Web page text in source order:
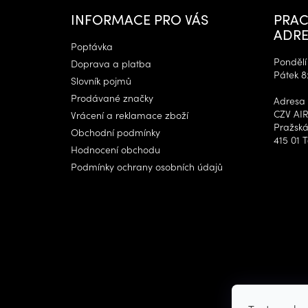
INFORMACE PRO VÁS
Poptávka
Doprava a platba
Slovník pojmů
Prodávané značky
Vrácení a reklamace zboží
Obchodní podmínky
Hodnocení obchodu
Podmínky ochrany osobních údajů
Pátek
Adresa
CZV
415 01